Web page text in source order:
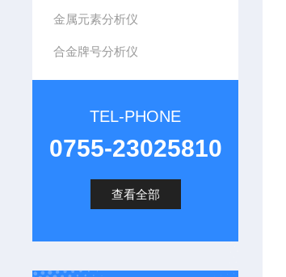
金属元素分析仪
合金牌号分析仪
TEL-PHONE
0755-23025810
查看全部